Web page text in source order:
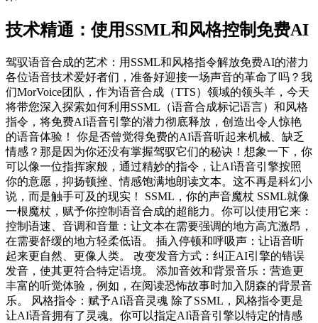
技术精通：使用SSML和风格控制免费AI
驾驭语音合成的艺术：用SSML和风格指令解放免费AI的潜力
各位语音技术爱好者们，准备好迎接一场声音的革命了吗？我
们MorVoice团队，作为语音合成（TTS）领域的领头羊，今天
将带您深入探索如何利用SSML（语音合成标记语言）和风格
指令，将免费AI语音引擎的潜力彻底释放，创造出令人惊艳
的语音体验！ 你是否曾觉得免费的AI语音听起来机械、缺乏
情感？那是因为你还没有掌握驾驭它们的秘诀！想象一下，你
可以像一位指挥家般，通过精妙的指令，让AI语音引擎按照
你的意愿，抑扬顿挫、情感饱满地朗读文本。这不再是科幻小
说，而是触手可及的现实！ SSML，你的声音魔杖 SSML就像
一根魔杖，赋予你控制语音合成的超能力。你可以使用它来：
控制语速、音调和音量：让文本在需要强调的地方高亢激昂，
在需要舒缓的地方轻柔低语。 插入停顿和呼吸声：让语音听
起来更自然、更像人类。 改变发音方式：纠正AI引擎的错误
发音，使其更符合特定语境。 添加音效和背景音乐：营造更
丰富的听觉体验，例如，在阅读恐怖故事时加入阴森的背景音
乐。 风格指令：赋予AI语音灵魂 除了SSML，风格指令更是
让AI语音拥有了灵魂。你可以指定AI语音引擎以特定的情感